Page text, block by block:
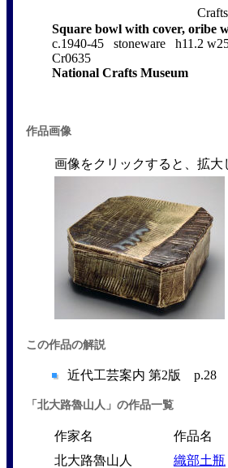
Square bowl with cover, oribe
c.1940-45 stoneware h11.2
Cr0635
National Crafts Museum
作品画像
画像をクリックすると、拡大
この作品の解説
近代工芸案内 第2版 p.28
「北大路魯山人」の作品一覧
作家名
作品名
北大路魯山人
織部土瓶